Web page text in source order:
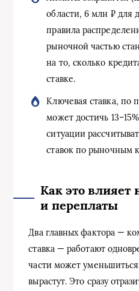
области, 6 млн ₽ для
правила
рыночной частью
на то, сколько
ставке.
Ключевая ставка, по
может достичь
ситуации
ставок по рыночным
Как это влияет
и переплаты
Два главных фактора —
ставка — работают
части может
вырастут. Это сразу